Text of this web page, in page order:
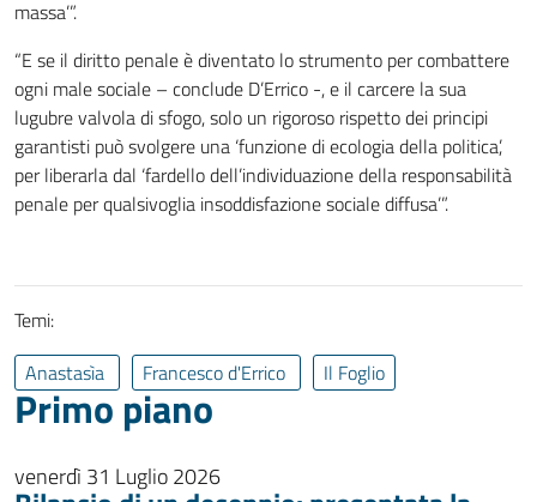
massa’”.
“E se il diritto penale è diventato lo strumento per combattere
ogni male sociale – conclude D’Errico -, e il carcere la sua
lugubre valvola di sfogo, solo un rigoroso rispetto dei principi
garantisti può svolgere una ‘funzione di ecologia della politica’,
per liberarla dal ‘fardello dell’individuazione della responsabilità
penale per qualsivoglia insoddisfazione sociale diffusa’”.
Temi:
Anastasìa
Francesco d'Errico Il Foglio
Primo piano
venerdì 31 Luglio 2026